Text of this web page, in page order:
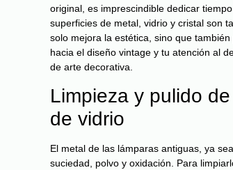
original, es imprescindible dedicar
superficies de metal, vidrio y cristal son
solo mejora la estética, sino que
hacia el diseño vintage y tu atención al
de arte decorativa.
Limpieza y pulido
de vidrio
El metal de las lámparas antiguas, ya
suciedad, polvo y oxidación. Para